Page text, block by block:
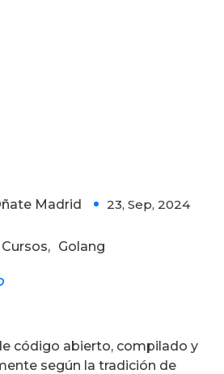
2
Madrid 23, Sep, 2024
Cursos, Golang
código abierto, compilado y
según la tradición de